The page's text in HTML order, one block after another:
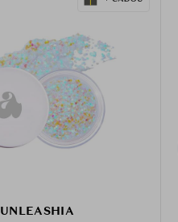
UNLEASHIA